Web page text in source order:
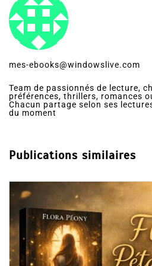
mes-ebooks@windowslive.com
Team de passionnés de lecture,
préférences, thrillers, romances
Chacun partage selon ses
du moment
Publications similaires